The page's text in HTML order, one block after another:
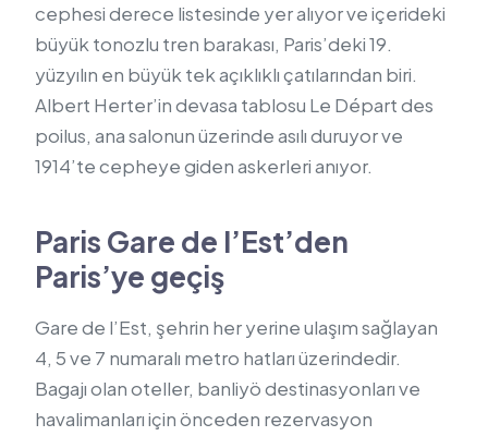
cephesi derece listesinde yer alıyor ve içerideki
büyük tonozlu tren barakası, Paris’deki 19.
yüzyılın en büyük tek açıklıklı çatılarından biri.
Albert Herter’in devasa tablosu Le Départ des
poilus, ana salonun üzerinde asılı duruyor ve
1914’te cepheye giden askerleri anıyor.
Paris Gare de l’Est’den
Paris’ye geçiş
Gare de l’Est, şehrin her yerine ulaşım sağlayan
4, 5 ve 7 numaralı metro hatları üzerindedir.
Bagajı olan oteller, banliyö destinasyonları ve
havalimanları için önceden rezervasyon